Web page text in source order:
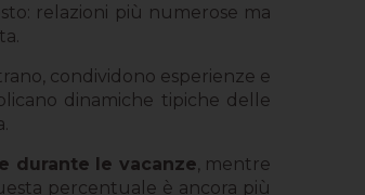
relazioni più numerose ma
condividono esperienze e
dinamiche tipiche delle
durante le vacanze , mentre
percentuale è ancora più